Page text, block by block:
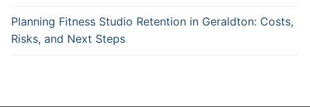
Planning Fitness Studio Retention in Geraldton: Costs,
Risks, and Next Steps